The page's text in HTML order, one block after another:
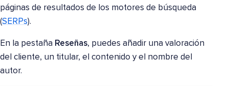
páginas de resultados de los motores de búsqueda
(SERPs).
En la pestaña Reseñas, puedes añadir una valoración
del cliente, un titular, el contenido y el nombre del
autor.